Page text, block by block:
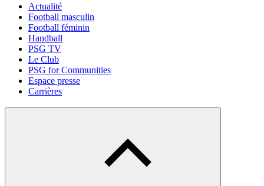
Actualité
Football masculin
Football féminin
Handball
PSG TV
Le Club
PSG for Communities
Espace presse
Carrières